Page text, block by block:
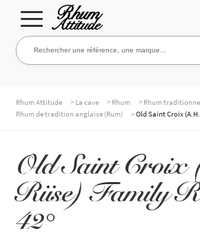
Aller
à
Aller
au
Rechercher une référence, une marque...
NOS RHUMS
WHISKIES & +
Rhum Attitude > La cave > Rhum > Rhum
Rhum de tradition anglaise (Rum)
>Old Saint Croix
Old Saint
Riise) Family
42°